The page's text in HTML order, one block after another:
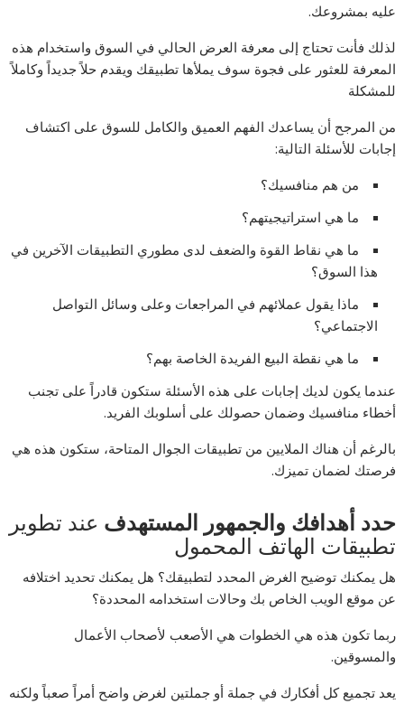
عليه بمشروعك.
لذلك فأنت تحتاج إلى معرفة العرض الحالي في السوق واستخدام هذه
المعرفة للعثور على فجوة سوف يملأها تطبيقك ويقدم حلاً جديداً وكاملاً
للمشكلة
من المرجح أن يساعدك الفهم العميق والكامل للسوق على اكتشاف
إجابات للأسئلة التالية:
من هم منافسيك؟
ما هي استراتيجيتهم؟
ما هي نقاط القوة والضعف لدى مطوري التطبيقات الآخرين في
هذا السوق؟
ماذا يقول عملائهم في المراجعات وعلى وسائل التواصل
الاجتماعي؟
ما هي نقطة البيع الفريدة الخاصة بهم؟
عندما يكون لديك إجابات على هذه الأسئلة ستكون قادراً على تجنب
أخطاء منافسيك وضمان حصولك على أسلوبك الفريد.
بالرغم أن هناك الملايين من تطبيقات الجوال المتاحة، ستكون هذه هي
فرصتك لضمان تميزك.
حدد أهدافك والجمهور المستهدف عند تطوير
تطبيقات الهاتف المحمول
هل يمكنك توضيح الغرض المحدد لتطبيقك؟ هل يمكنك تحديد اختلافه
عن موقع الويب الخاص بك وحالات استخدامه المحددة؟
ربما تكون هذه هي الخطوات هي الأصعب لأصحاب الأعمال
والمسوقين.
يعد تجميع كل أفكارك في جملة أو جملتين لغرض واضح أمراً صعباً ولكنه